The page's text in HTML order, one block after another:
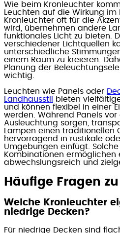
Wie beim Kronleuchter
Leuchten auf die Wirkung
Kronleuchter oft für die
wird, übernehmen andere
funktionales Licht zu bieten.
verschiedener Lichtquellen
unterschiedliche
einem Raum zu kreieren.
Planung der
wichtig.
Leuchten wie Panels oder
Landhausstil
bieten
und können flexibel in einer
werden. Während Panels
Ausleuchtung sorgen,
Lampen einen traditionellen
hervorragend in rustikale
Umgebungen einfügt.
Kombinationen ermöglichen
abwechslungsreich und
Häufige Fragen
Welche Kronleuchter
niedrige Decken?
Für niedrige Decken sind